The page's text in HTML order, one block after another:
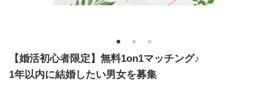
1 2 3
【婚活初心者限定】無料1on1マッチング♪
1年以内に結婚したい男女を募集